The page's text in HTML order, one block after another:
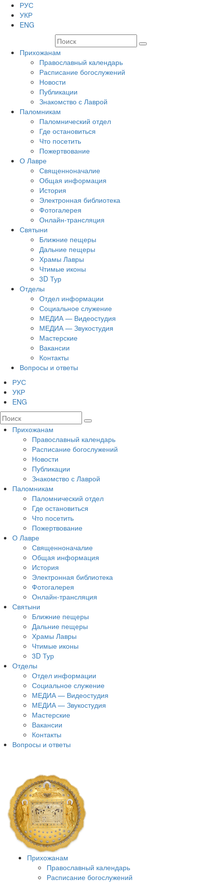
РУС
УКР
ENG
Прихожанам
Православный календарь
Расписание богослужений
Новости
Публикации
Знакомство с Лаврой
Паломникам
Паломнический отдел
Где остановиться
Что посетить
Пожертвование
О Лавре
Священноначалие
Общая информация
История
Электронная библиотека
Фотогалерея
Онлайн-трансляция
Святыни
Ближние пещеры
Дальние пещеры
Храмы Лавры
Чтимые иконы
3D Тур
Отделы
Отдел информации
Социальное служение
МЕДИА — Видеостудия
МЕДИА — Звукостудия
Мастерские
Вакансии
Контакты
Вопросы и ответы
РУС
УКР
ENG
Прихожанам
Православный календарь
Расписание богослужений
Новости
Публикации
Знакомство с Лаврой
Паломникам
Паломнический отдел
Где остановиться
Что посетить
Пожертвование
О Лавре
Священноначалие
Общая информация
История
Электронная библиотека
Фотогалерея
Онлайн-трансляция
Святыни
Ближние пещеры
Дальние пещеры
Храмы Лавры
Чтимые иконы
3D Тур
Отделы
Отдел информации
Социальное служение
МЕДИА — Видеостудия
МЕДИА — Звукостудия
Мастерские
Вакансии
Контакты
Вопросы и ответы
Прихожанам
Православный календарь
Расписание богослужений